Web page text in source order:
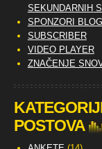
SEKUNDARNIH
SPONZORI
SUBSCRIBER
VIDEO PLAYER
ZNAČENJE
POSTOVA